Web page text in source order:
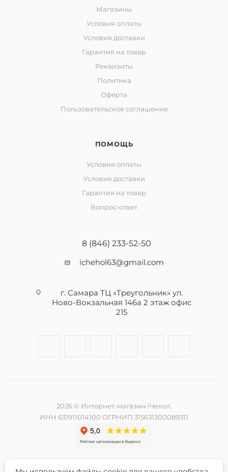
Магазины
Условия оплаты
Условия доставки
Гарантия на товар
Реквизиты
Политика
Оферта
Пользовательское соглашение
ПОМОЩЬ
Условия оплаты
Условия доставки
Гарантия на товар
Вопрос-ответ
8 (846) 233-52-50
ichehol63@gmail.com
г. Самара ТЦ «Треугольник» ул.
Ново-Вокзальная 146а 2 этаж офис
215
2026 © Интернет-магазин iЧехол.
ИНН 631911014100 ОГРНИП 315631300089311